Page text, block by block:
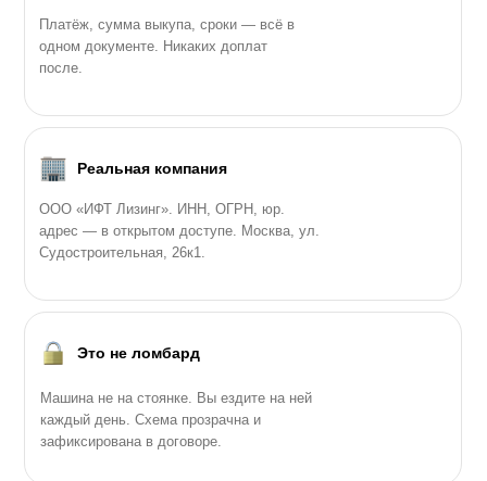
Платёж, сумма выкупа, сроки — всё в
одном документе. Никаких доплат
после.
Реальная компания
ООО «ИФТ Лизинг». ИНН, ОГРН, юр.
адрес — в открытом доступе. Москва, ул.
Судостроительная, 26к1.
Это не ломбард
Машина не на стоянке. Вы ездите на ней
каждый день. Схема прозрачна и
зафиксирована в договоре.